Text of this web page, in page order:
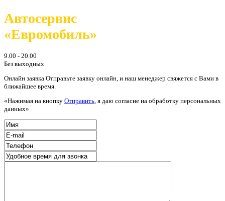
Автосервис
«Евромобиль»
9.00 - 20.00
Без выходных
Онлайн заявка Отправьте заявку онлайн, и наш менеджер свяжется с Вами в
ближайшее время.
«Нажимая на кнопку Отправить , я даю согласие на обработку персональных
данных»